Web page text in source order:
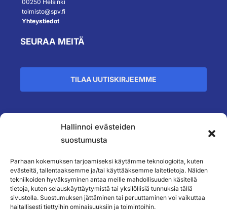
Hallinnoi evästeiden
suostumusta
Parhaan kokemuksen tarjoamiseksi käytämme teknologioita, kuten
evästeitä, tallentaaksemme ja/tai käyttääksemme laitetietoja. Näiden
tekniikoiden hyväksyminen antaa meille mahdollisuuden käsitellä
tietoja, kuten selauskäyttäytymistä tai yksilöllisiä tunnuksia tällä
sivustolla. Suostumuksen jättäminen tai peruuttaminen voi vaikuttaa
haitallisesti tiettyihin ominaisuuksiin ja toimintoihin.
00250 Helsinki
toimisto@spv.fi
Yhteystiedot
SEURAA MEITÄ
TILAA UUTISKIRJEEMME